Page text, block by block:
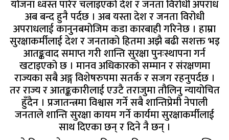
योजना ध्वस्त पारेर चलाइएको देश र जनता विरोधी अपराध
अब बन्द हुनै पर्दछ । अब यस्ता देश र जनता विरोधी
अपराधलाई कानुनबमोजिम कडा कारबाही गरिनेछ । हाम्रा
सुरक्षाकर्मीलाई देश र जनताको हितमा अझै बढी सशक्त भइ
आतङ्कवाद समाप्त गरी शान्ति सुरक्षा पुनःस्थापना गर्न
खटाइएको छ । मानव अधिकारको सम्मान र संरक्षणमा
राज्यका सबै अङ्ग विशेषरुपमा सतर्क र सजग रहनुपर्दछ ।
तर राज्य र आतङ्ककारीलाई एउटै तराजुमा तौलिनु न्यायोचित
हुँदैन । प्रजातन्त्रमा विश्वास गर्ने सबै शान्तिप्रेमी नेपाली
जनताले शान्ति सुरक्षा कायम गर्ने कार्यमा सुरक्षाकर्मीलाई
साथ दिएका छन् र दिने नै छन् ।